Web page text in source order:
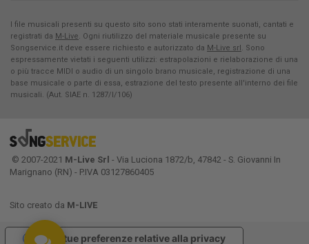
I file musicali presenti su questo sito sono stati interamente suonati, cantati e
registrati da M-Live. Ogni riutilizzo del materiale musicale presente su
Songservice.it deve essere richiesto e autorizzato da M-Live srl. Sono
espressamente vietati i seguenti utilizzi: estrapolazioni e rielaborazione di una
o più tracce MIDI o audio di un singolo brano musicale, registrazione di una
base musicale o parte di essa, estrazione del testo presente all'interno dei file
musicali. (Aut. SIAE n. 1287/I/106)
© 2007-2021 M-Live Srl - Via Luciona 1872/b, 47842 - S. Giovanni In
Marignano (RN) - P.IVA 03127860405
Sito creato da M-LIVE
Le tue preferenze relative alla privacy